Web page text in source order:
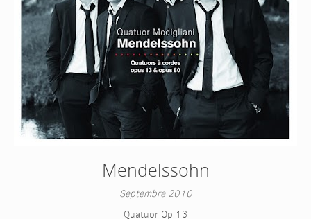
Mendelssohn
Septembre 2010
Quatuor Op 13